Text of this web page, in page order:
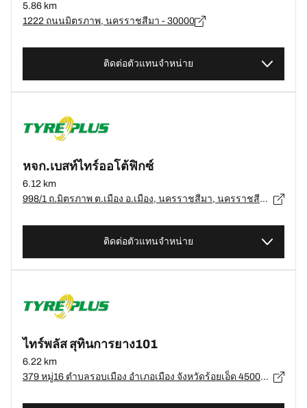
5.86 km
1222 ถนนมิตรภาพ, นครราชสีมา - 30000
ติดต่อตัวแทนจำหน่าย
หจก.เบสท์ไทร์ออโต้ฟิกซ์
6.12 km
998/1 ถ.มิตรภาพ ต.เมือง อ.เมือง, นครราชสีมา, นครราชสีมา 30000, อ.เมือง, นครราชสีมา - 30000
ติดต่อตัวแทนจำหน่าย
ไทร์พลัส สุทินการยาง101
6.22 km
379 หมู่16 ตำบลรอบเมือง อำเภอเมือง จังหวัดร้อยเอ็ด 45000, ร้อยเอ็ด - 45000